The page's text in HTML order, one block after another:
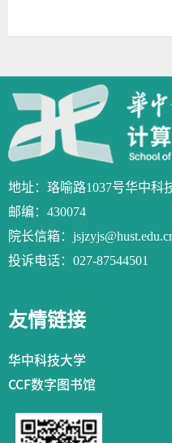
地址：珞喻路1037号华中科
邮编：430074
院长信箱：
投诉电话：027-87544501
友情链接
华中科技大学
CCF数字图书馆